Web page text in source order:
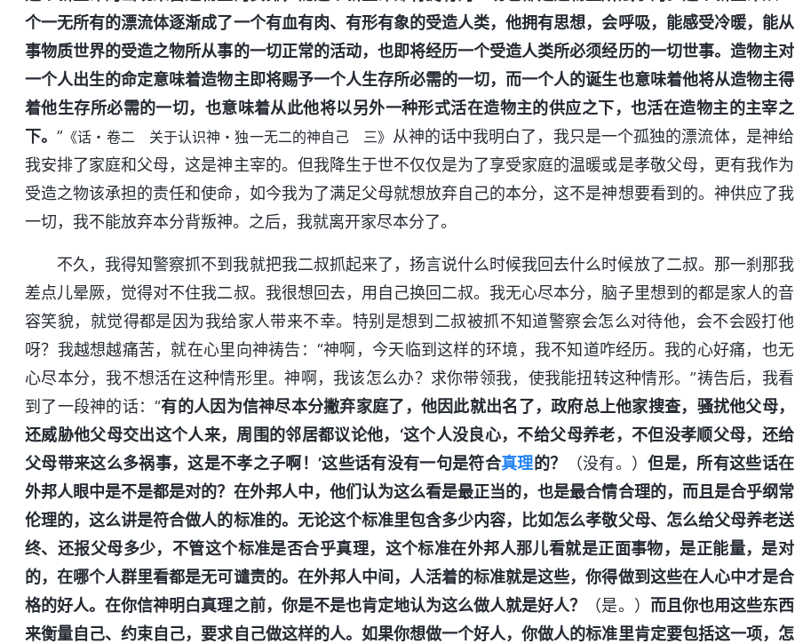
个一无所有的漂流体逐渐成了一个有血有肉、有形有象的受造人类，他拥有思想，会呼吸，能感受冷暖，能从
事物质世界的受造之物所从事的一切正常的活动，也即将经历一个受造人类所必须经历的一切世事。造物主对
一个人出生的命定意味着造物主即将赐予一个人生存所必需的一切，而一个人的诞生也意味着他将从造物主得
着他生存所必需的一切，也意味着从此他将以另外一种形式活在造物主的供应之下，也活在造物主的主宰之
下。” 《话・卷二 关于认识神・独一无二的神自己 三》 从神的话中我明白了，我只是一个孤独的漂流体，是神给
我安排了家庭和父母，这是神主宰的。但我降生于世不仅仅是为了享受家庭的温暖或是孝敬父母，更有我作为
受造之物该承担的责任和使命，如今我为了满足父母就想放弃自己的本分，这不是神想要看到的。神供应了我
一切，我不能放弃本分背叛神。之后，我就离开家尽本分了。
不久，我得知警察抓不到我就把我二叔抓起来了，扬言说什么时候我回去什么时候放了二叔。那一刹那我
差点儿晕厥，觉得对不住我二叔。我很想回去，用自己换回二叔。我无心尽本分，脑子里想到的都是家人的音
容笑貌，就觉得都是因为我给家人带来不幸。特别是想到二叔被抓不知道警察会怎么对待他，会不会殴打他
呀？我越想越痛苦，就在心里向神祷告：“神啊，今天临到这样的环境，我不知道咋经历。我的心好痛，也无
心尽本分，我不想活在这种情形里。神啊，我该怎么办？求你带领我，使我能扭转这种情形。”祷告后，我看
到了一段神的话：“有的人因为信神尽本分撇弃家庭了，他因此就出名了，政府总上他家搜查，骚扰他父母，
还威胁他父母交出这个人来，周围的邻居都议论他，‘这个人没良心，不给父母养老，不但没孝顺父母，还给
父母带来这么多祸事，这是不孝之子啊！’这些话有没有一句是符合真理的？ （没有。）但是，所有这些话在
外邦人眼中是不是都是对的？在外邦人中，他们认为这么看是最正当的，也是最合情合理的，而且是合乎纲常
伦理的，这么讲是符合做人的标准的。无论这个标准里包含多少内容，比如怎么孝敬父母、怎么给父母养老送
终、还报父母多少，不管这个标准是否合乎真理，这个标准在外邦人那儿看就是正面事物，是正能量，是对
的，在哪个人群里看都是无可谴责的。在外邦人中间，人活着的标准就是这些，你得做到这些在人心中才是合
格的好人。在你信神明白真理之前，你是不是也肯定地认为这么做人就是好人？
（是。） 而且你也用这些东西
来衡量自己、约束自己，要求自己做这样的人。如果你想做一个好人，你做人的标准里肯定要包括这一项，怎